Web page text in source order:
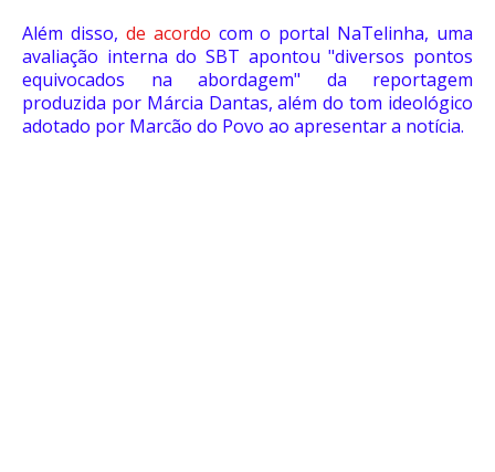
Além disso, de acordo com o portal NaTelinha, uma
avaliação interna do SBT apontou "diversos pontos
equivocados na abordagem" da reportagem
produzida por Márcia Dantas, além do tom ideológico
adotado por Marcão do Povo ao apresentar a notícia.